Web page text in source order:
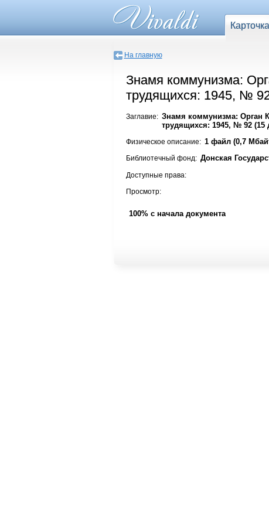
Карточка
На главную
Знамя коммунизма:
трудящихся: 1945, №
Заглавие: Знамя коммунизма: Орган
трудящихся: 1945, № 92 (15
Физическое описание: 1 файл (0,7
Библиотечный фонд: Донская
Доступные права:
Просмотр:
100% с начала документа